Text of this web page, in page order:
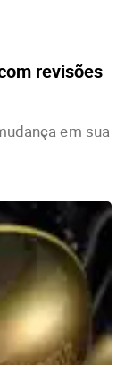
revisões
em sua